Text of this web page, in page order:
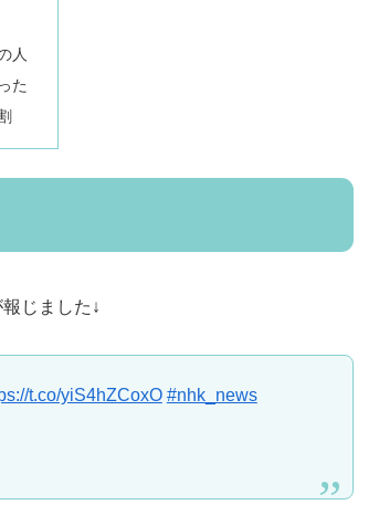
人
た
じました↓
t.co/yiS4hZCoxO #nhk_news